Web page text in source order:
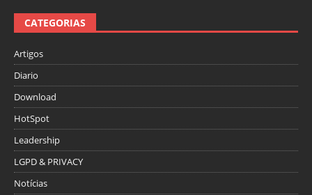
CATEGORIAS
Artigos
Diario
Download
HotSpot
Leadership
LGPD & PRIVACY
Notícias